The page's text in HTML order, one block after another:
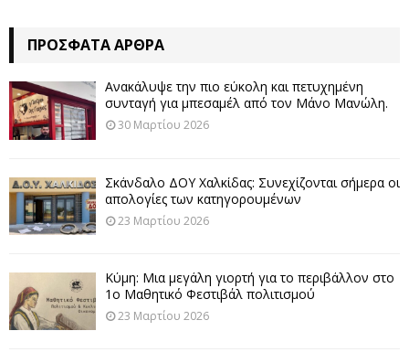
ΠΡΌΣΦΑΤΑ ΆΡΘΡΑ
Ανακάλυψε την πιο εύκολη και πετυχημένη
συνταγή για μπεσαμέλ από τον Μάνο Μανώλη.
30 Μαρτίου 2026
Σκάνδαλο ΔΟΥ Χαλκίδας: Συνεχίζονται σήμερα οι
απολογίες των κατηγορουμένων
23 Μαρτίου 2026
Κύμη: Μια μεγάλη γιορτή για το περιβάλλον στο
1ο Μαθητικό Φεστιβάλ πολιτισμού
23 Μαρτίου 2026